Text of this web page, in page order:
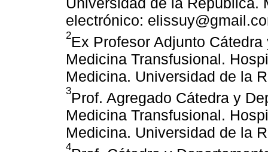
electrónico:
2Ex Profesor Adjunto
Medicina Transfusional.
Medicina. Universidad de la
3Prof. Agregado Cátedra y
Medicina Transfusional.
Medicina. Universidad de la
4